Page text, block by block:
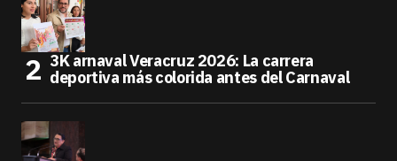
3K arnaval Veracruz 2026: La carrera
deportiva más colorida antes del Carnaval